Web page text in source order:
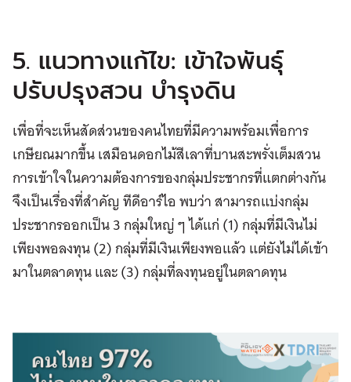
5. แนวทางแก้ไข: เข้าใจพันธุ์
ปรับปรุงสวน บำรุงดิน
เพื่อที่จะเห็นสัดส่วนของคนไทยที่มีความพร้อมเพื่อการ
เกษียณมากขึ้น เสมือนดอกไม้สีเลาที่บานสะพรั่งเต็มสวน
การเข้าใจในความต้องการของกลุ่มประชากรที่แตกต่างกัน
จึงเป็นเรื่องที่สำคัญ ทีดีอาร์ไอ พบว่า สามารถแบ่งกลุ่ม
ประชากรออกเป็น 3 กลุ่มใหญ่ ๆ ได้แก่ (1) กลุ่มที่มีเงินไม่
เพียงพอลงทุน (2) กลุ่มที่มีเงินเพียงพอแล้ว แต่ยังไม่ได้เข้า
มาในตลาดทุน และ (3) กลุ่มที่ลงทุนอยู่ในตลาดทุน